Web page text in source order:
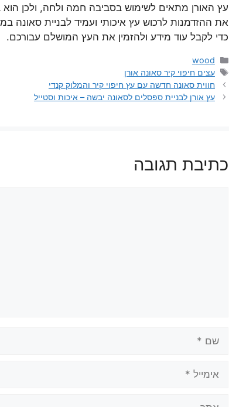
עץ האורן מתאים לשימוש בסביבה חמה ולחה, ולכן
את ההזדמנות לרכוש עץ איכותי ועמיד לבניית סאונה
כדי לקבל עוד מידע ולהזמין את העץ המושלם עבורכם.
קטגוריות
wood
תגיות
עצים חיפוי קיר סאונה אורן
חווית סאונה חדשה עם עץ חיפוי קיר והמלוק קנדי
עץ אורן לבניית ספסלים לסאונה יבשה – איכות וסטייל
כתיבת תגובה